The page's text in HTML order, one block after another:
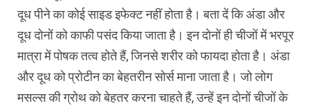
दूध पीने का कोई साइड इफेक्ट नहीं होता है। बता दें कि अंडा और
दूध दोनों को काफी पसंद किया जाता है। इन दोनों ही चीजों में भरपूर
मात्रा में पोषक तत्व होते हैं, जिनसे शरीर को फायदा होता है। अंडा
और दूध को प्रोटीन का बेहतरीन सोर्स माना जाता है। जो लोग
मसल्स की ग्रोथ को बेहतर करना चाहते हैं, उन्हें इन दोनों चीजों के